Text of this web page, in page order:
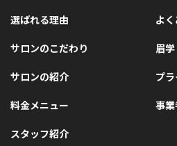
選ばれる理由
サロンのこだわり
サロンの紹介
料金メニュー
スタッフ紹介
よ
眉学
プ
事